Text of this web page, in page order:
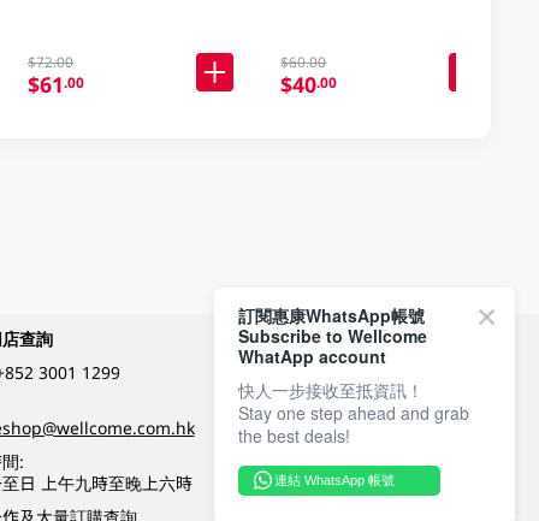
$72.00
$61.00
$60.00
$40.00
查詢
3001 1299
:
日 上午九時至晚上六時
付款方式
關注我們
訂閱惠康WhatsApp帳號
Subscribe to Wellcome
WhatApp account
快人一步接收至抵資訊！
Stay one step ahead and grab
the best deals!
連結 WhatsApp 帳號